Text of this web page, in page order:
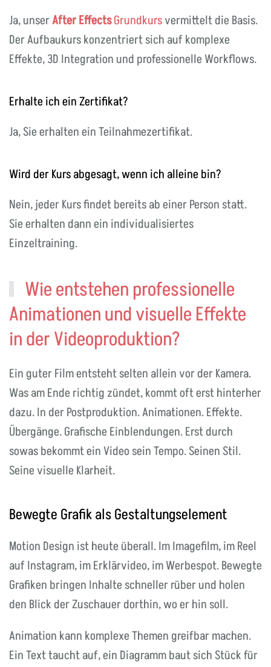
Ja, unserAfter EffectsGrundkursvermittelt die Basis.
Der Aufbaukurs konzentriert sich auf komplexe
Effekte, 3D Integration und professionelle Workflows.
Erhalte ich ein Zertifikat?
Ja, Sie erhalten ein Teilnahmezertifikat.
Wird der Kurs abgesagt, wenn ich alleine bin?
Nein, jeder Kurs findet bereits ab einer Person statt.
Sie erhalten dann ein individualisiertes
Einzeltraining.
Wie entstehen professionelle
Animationen und visuelle Effekte
in der Videoproduktion?
Ein guter Film entsteht selten allein vor der Kamera.
Was am Ende richtig zündet, kommt oft erst hinterher
dazu. In der Postproduktion. Animationen. Effekte.
Übergänge. Grafische Einblendungen. Erst durch
sowas bekommt ein Video sein Tempo. Seinen Stil.
Seine visuelle Klarheit.
Bewegte Grafik als Gestaltungselement
Motion Design ist heute überall. Im Imagefilm, im Reel
auf Instagram, im Erklärvideo, im Werbespot. Bewegte
Grafiken bringen Inhalte schneller rüber und holen
den Blick der Zuschauer dorthin, wo er hin soll.
Animation kann komplexe Themen greifbar machen.
Ein Text taucht auf, ein Diagramm baut sich Stück für